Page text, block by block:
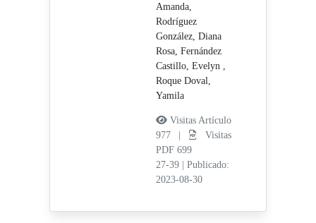
Amanda,
Rodríguez
González, Diana
Rosa, Fernández
Castillo, Evelyn ,
Roque Doval,
Yamila
Visitas Artículo
977 |
Visitas
PDF 699
27-39
Publicado:
2023-08-30